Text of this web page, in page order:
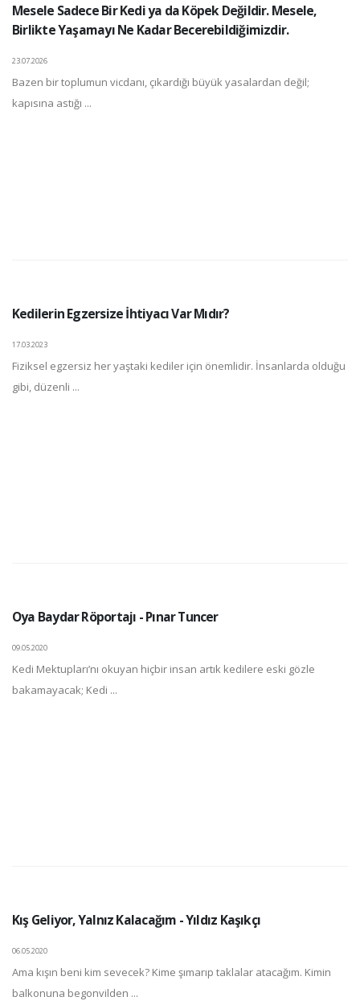
Mesele Sadece Bir Kedi ya da Köpek Değildir. Mesele,
Birlikte Yaşamayı Ne Kadar Becerebildiğimizdir.
23.07.2026
Bazen bir toplumun vicdanı, çıkardığı büyük yasalardan değil;
kapısına astığı ...
Kedilerin Egzersize İhtiyacı Var Mıdır?
17.03.2023
Fiziksel egzersiz her yaştaki kediler için önemlidir. İnsanlarda olduğu
gibi, düzenli ...
Oya Baydar Röportajı - Pınar Tuncer
09.05.2020
Kedi Mektupları’nı okuyan hiçbir insan artık kedilere eski gözle
bakamayacak; Kedi ...
Kış Geliyor, Yalnız Kalacağım - Yıldız Kaşıkçı
06.05.2020
Ama kışın beni kim sevecek? Kime şımarıp taklalar atacağım. Kimin
balkonuna begonvilden ...